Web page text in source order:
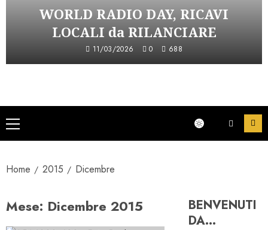
WORLD RADIO DAY, RICAVI
LOCALI da RILANCIARE
11/03/2026 0 688
Menu
principale
Home 2015 Dicembre
Mese: Dicembre 2015
BENVENUTI
DA…